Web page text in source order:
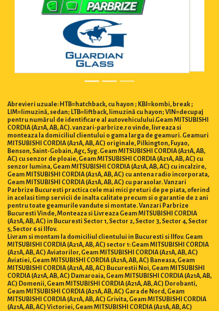
Abrevieri uzuale: HTB=hatchback, cu hayon ; KBI=kombi, break ;
LIM=limuzină, sedan; LTB=liftback, limuzină cu hayon; VIN=decupaj
pentru numărul de identificare al autovehiculului.Geam MITSUBISHI
CORDIA (A21A, AB, AC). vanzari-parbrize.ro vinde, livreaza si
monteaza la domiciliul clientului o gama larga de geamuri. Geamuri
MITSUBISHI CORDIA (A21A, AB, AC) originale, Pilkington, Fuyao,
Benson, Saint-Gobain, Agc, Syg. Geam MITSUBISHI CORDIA (A21A, AB,
AC) cu senzor de ploaie, Geam MITSUBISHI CORDIA (A21A, AB, AC) cu
senzor lumina, Geam MITSUBISHI CORDIA (A21A, AB, AC) cu incalzire,
Geam MITSUBISHI CORDIA (A21A, AB, AC) cu antena radio incorporata,
Geam MITSUBISHI CORDIA (A21A, AB, AC) cu parasolar. Vanzari
Parbrize Bucuresti practica cele mai mici preturi de pe piata, oferind
in acelasi timp servicii de inalta calitate precum si o garantie de 2 ani
pentru toate geamurile vandute si montate. Vanzari Parbrize
Bucuresti Vinde, Monteaza si Livreaza Geam MITSUBISHI CORDIA
(A21A, AB, AC) in Bucuresti Sector 1, Sector 2, Sector 3, Sector 4, Sector
5, Sector 6 si Ilfov.
Livram si montam la domiciliul clientului in Bucuresti si Ilfov. Geam
MITSUBISHI CORDIA (A21A, AB, AC) sector 1: Geam MITSUBISHI CORDIA
(A21A, AB, AC) Aviatorilor, Geam MITSUBISHI CORDIA (A21A, AB, AC)
Aviatiei, Geam MITSUBISHI CORDIA (A21A, AB, AC) Baneasa, Geam
MITSUBISHI CORDIA (A21A, AB, AC) Bucurestii Noi, Geam MITSUBISHI
CORDIA (A21A, AB, AC) Damaroaia, Geam MITSUBISHI CORDIA (A21A, AB,
AC) Domenii, Geam MITSUBISHI CORDIA (A21A, AB, AC) Dorobanti,
Geam MITSUBISHI CORDIA (A21A, AB, AC) Gara de Nord, Geam
MITSUBISHI CORDIA (A21A, AB, AC) Grivita, Geam MITSUBISHI CORDIA
(A21A, AB, AC) Victoriei, Geam MITSUBISHI CORDIA (A21A, AB, AC)